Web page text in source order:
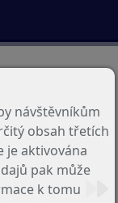
návštěvníkům
obsah třetích
je aktivována
pak může
k tomu